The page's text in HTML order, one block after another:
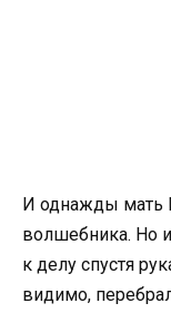
И однажды мать
волшебника. Но
к делу спустя
видимо,